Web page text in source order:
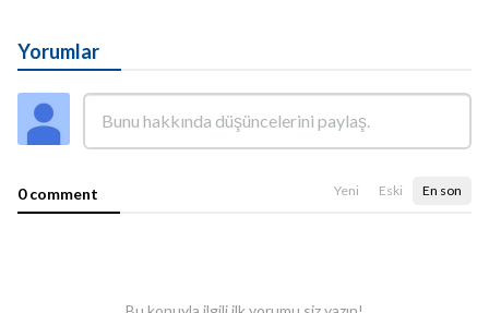
Yorumlar
0 comment Yeni Eski En son